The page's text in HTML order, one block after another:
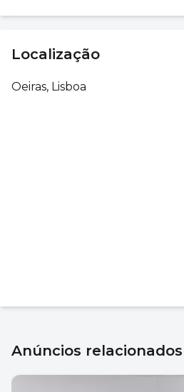
Localização
Oeiras, Lisboa
Anúncios relacionados